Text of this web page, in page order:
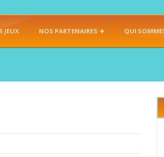
JEUX NOS PARTENAIRES QUI